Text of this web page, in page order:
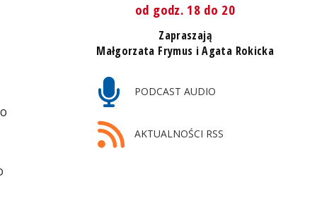
od godz. 18 do 20
Zapraszają
Małgorzata Frymus i Agata Rokicka
PODCAST AUDIO
AKTUALNOŚCI RSS